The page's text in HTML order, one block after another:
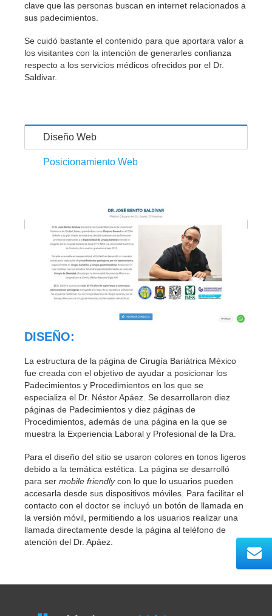
clave que las personas buscan en internet relacionados a
sus padecimientos.
Se cuidó bastante el contenido para que aportara valor a
los visitantes con la intención de generarles confianza
respecto a los servicios médicos ofrecidos por el Dr.
Saldivar.
Diseño Web
Posicionamiento Web
DISEÑO:
La estructura de la página de Cirugía Bariátrica México
fue creada con el objetivo de ayudar a posicionar los
Padecimientos y Procedimientos en los que se
especializa el Dr. Néstor Apáez. Se desarrollaron diez
páginas de Padecimientos y diez páginas de
Procedimientos, además de una página en la que se
muestra la Experiencia Laboral y Profesional de la Dra.
Para el diseño del sitio se usaron colores en tonos ligeros
debido a la temática estética. La página se desarrolló
para ser mobile friendlycon lo que lo usuarios pueden
accesarla desde sus dispositivos móviles. Para facilitar el
contacto con el doctor se incluyó un botón de llamada en
la versión móvil, permitiendo a los usuarios realizar una
llamada directamente desde la página al teléfono de
atención del Dr. Apáez.